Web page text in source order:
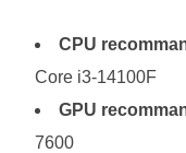
CPU
Core i3-14100F
GPU
7600